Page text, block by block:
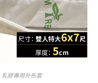
乳膠專用外布套